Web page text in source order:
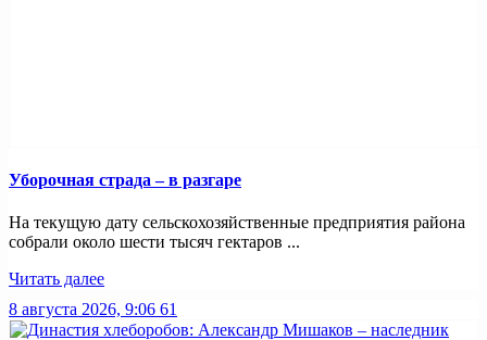
Уборочная страда – в разгаре
На текущую дату сельскохозяйственные предприятия района
собрали около шести тысяч гектаров ...
Читать далее
8 августа 2026, 9:06 61